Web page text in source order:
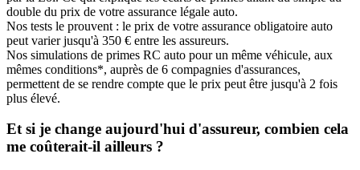
double du prix de votre assurance légale auto.
Nos tests le prouvent : le prix de votre assurance obligatoire auto
peut varier jusqu'à 350 € entre les assureurs.
Nos simulations de primes RC auto pour un même véhicule, aux
mêmes conditions*, auprès de 6 compagnies d'assurances,
permettent de se rendre compte que le prix peut être jusqu'à 2 fois
plus élevé.
Et si je change aujourd'hui d'assureur, combien cela
me coûterait-il ailleurs ?